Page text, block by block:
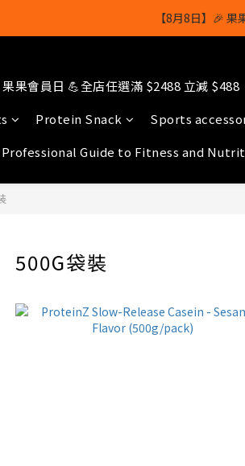
【8月8日】🎉
【8月8日】🎉
【1/8-31/8】
結帳輸入[gopowerhk]，可享全單*95折
【8月8日】🎉 果
果果會員日 💪全店任選滿 $2488 立減 $488
Protein Snack Sports
Professional Guide to Fitness and
500G袋裝